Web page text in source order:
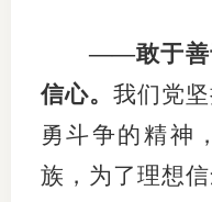
——敢于善
信心。 我们党
勇斗争的精神
族，为了理想